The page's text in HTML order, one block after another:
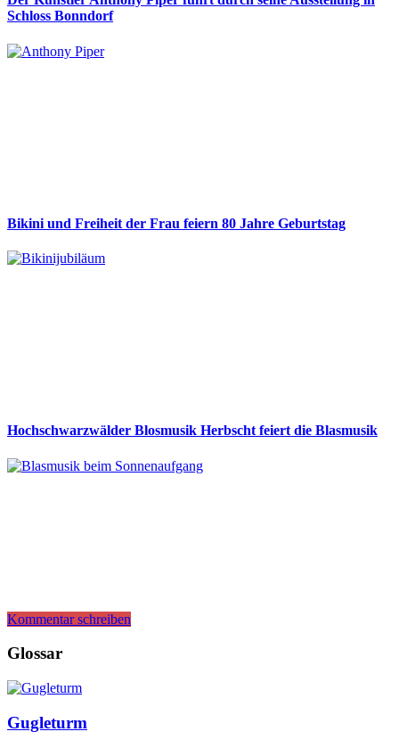
Schloss Bonndorf
Bikini und Freiheit der Frau feiern 80 Jahre Geburtstag
Hochschwarzwälder Blosmusik Herbscht feiert die Blasmusik
Kommentar schreiben
Glossar
Gugleturm